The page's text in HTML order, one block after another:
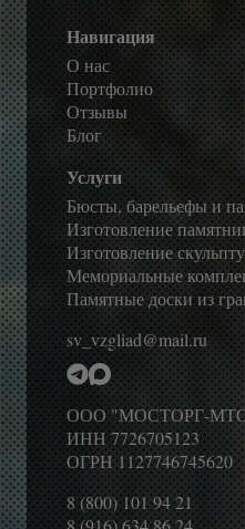
Навигация
О нас
Портфолио
Отзывы
Блог
Услуги
Бюсты, барельефы и
Изготовление
Изготовление
Мемориальные
Памятные доски из
sv_vzgliad@mail.ru
ООО "МОСТОРГ-
ИНН 7726705123
ОГРН 1127746745620
8 (800) 101 94 21